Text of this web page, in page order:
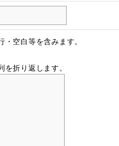
空白等を含みます。
折り返します。